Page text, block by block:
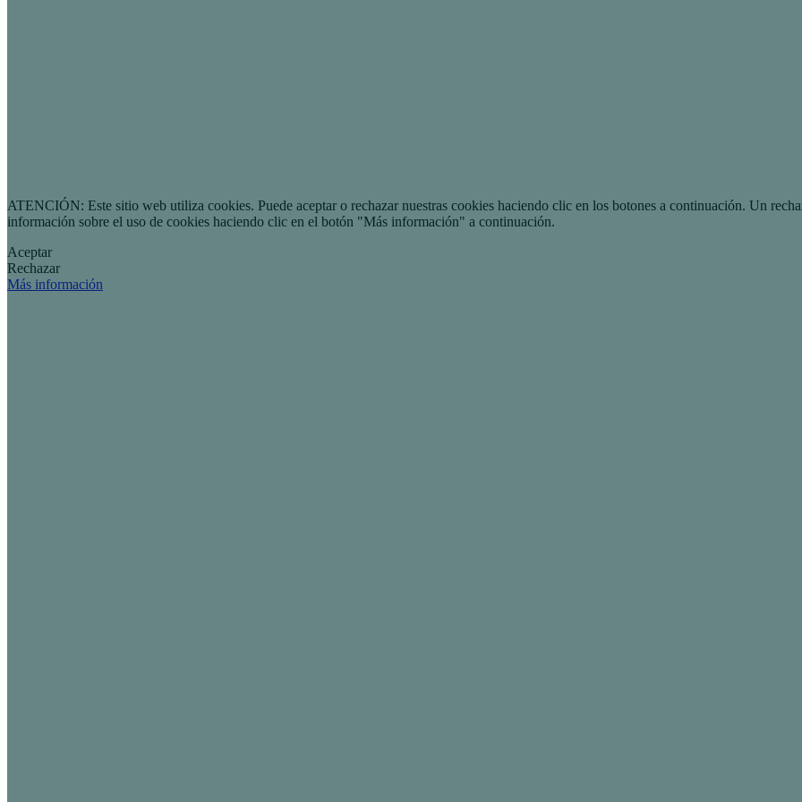
ATENCIÓN: Este sitio web utiliza cookies. Puede aceptar o rechazar nuestras cookies haciendo clic en los botones a continuación. Un
información sobre el uso de cookies haciendo clic en el botón "Más información" a continuación.
Aceptar
Rechazar
Más información